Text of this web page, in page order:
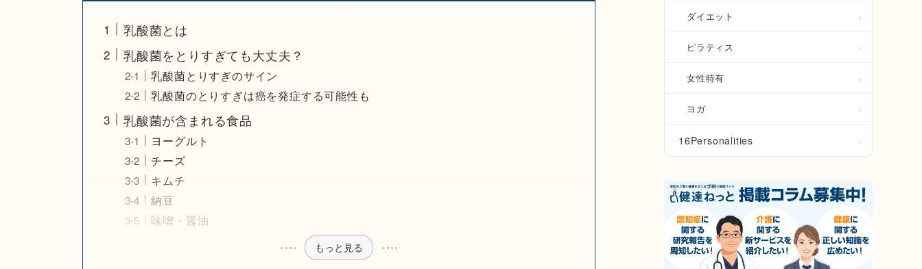
乳酸菌とは
乳酸菌をとりすぎても大丈夫？
乳酸菌とりすぎのサイン
乳酸菌のとりすぎは癌を発症する可能性も
乳酸菌が含まれる食品
ヨーグルト
チーズ
キムチ
納豆
味噌・醤油
もっと見る
ダイエット
ピラティス
女性特有
ヨガ
16Personalities